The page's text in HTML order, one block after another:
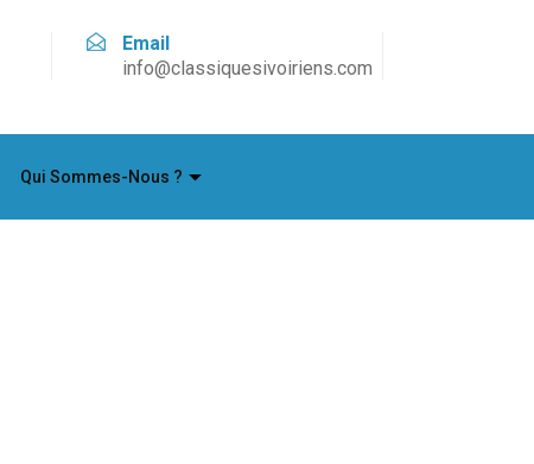
Email
info@classiquesivoiriens.com
Qui Sommes-Nous ?